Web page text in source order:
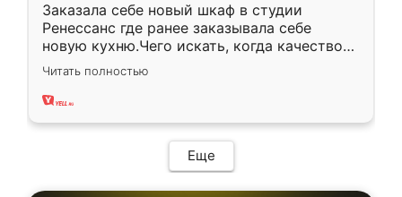
Заказала себе новый шкаф в студии
Ренессанс где ранее заказывала себе
новую кухню.Чего искать, когда качеством
вполне довольна. Служит кухня уже почти
два года, нареканий нет.
Читать полностью
Еще